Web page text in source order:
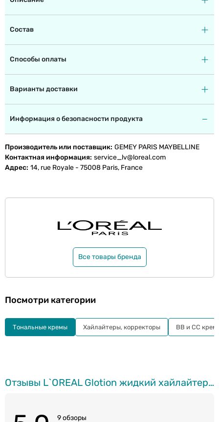
Состав
Способы оплаты
Варианты доставки
Информация о безопасности продукта
Производитель или поставщик GEMEY PARIS MAYBELLINE
Контактная информация service_lv@loreal.com
Адрес 14, rue Royale - 75008 Paris, France
Все товары бренда
Отзывы L`OREAL Glotion жидкий хайлайтер, флюид, 901 Fair Glow, 40мл
9 обзоры
Посмотри категории
Тональные кремы Хайлайтеры, корректоры BB и СС